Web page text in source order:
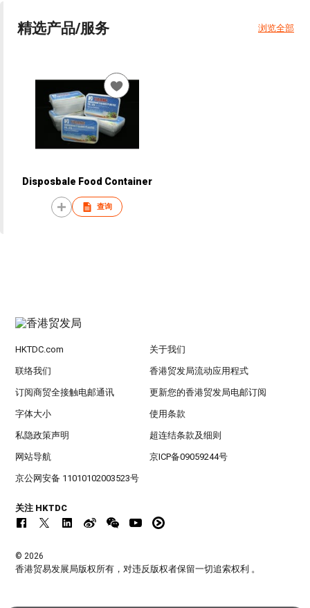
精选产品/服务 浏览全部
Disposbale Food Container
查询
HKTDC.com 关于我们
联络我们 香港贸发局流动应用程式
订阅商贸全接触电邮通讯 更新您的香港贸发局电邮订阅
字体大小 使用条款
私隐政策声明 超连结条款及细则
网站导航 京ICP备09059244号
京公网安备 11010102003523号
关注 HKTDC
© 2026
香港贸易发展局版权所有，对违反版权者保留一切追索权利 。